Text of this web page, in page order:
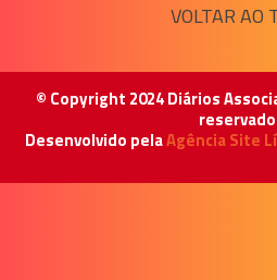
VOLTAR AO
© Copyright 2024 Diários
Desenvolvido pelaAgência Site